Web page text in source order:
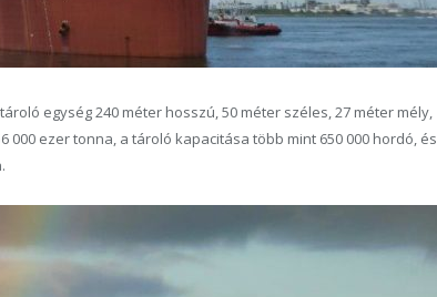
egység 240 méter hosszú, 50 méter széles, 27 méter mély,
000 ezer tonna, a tároló kapacitása több mint 650 000 hordó, és